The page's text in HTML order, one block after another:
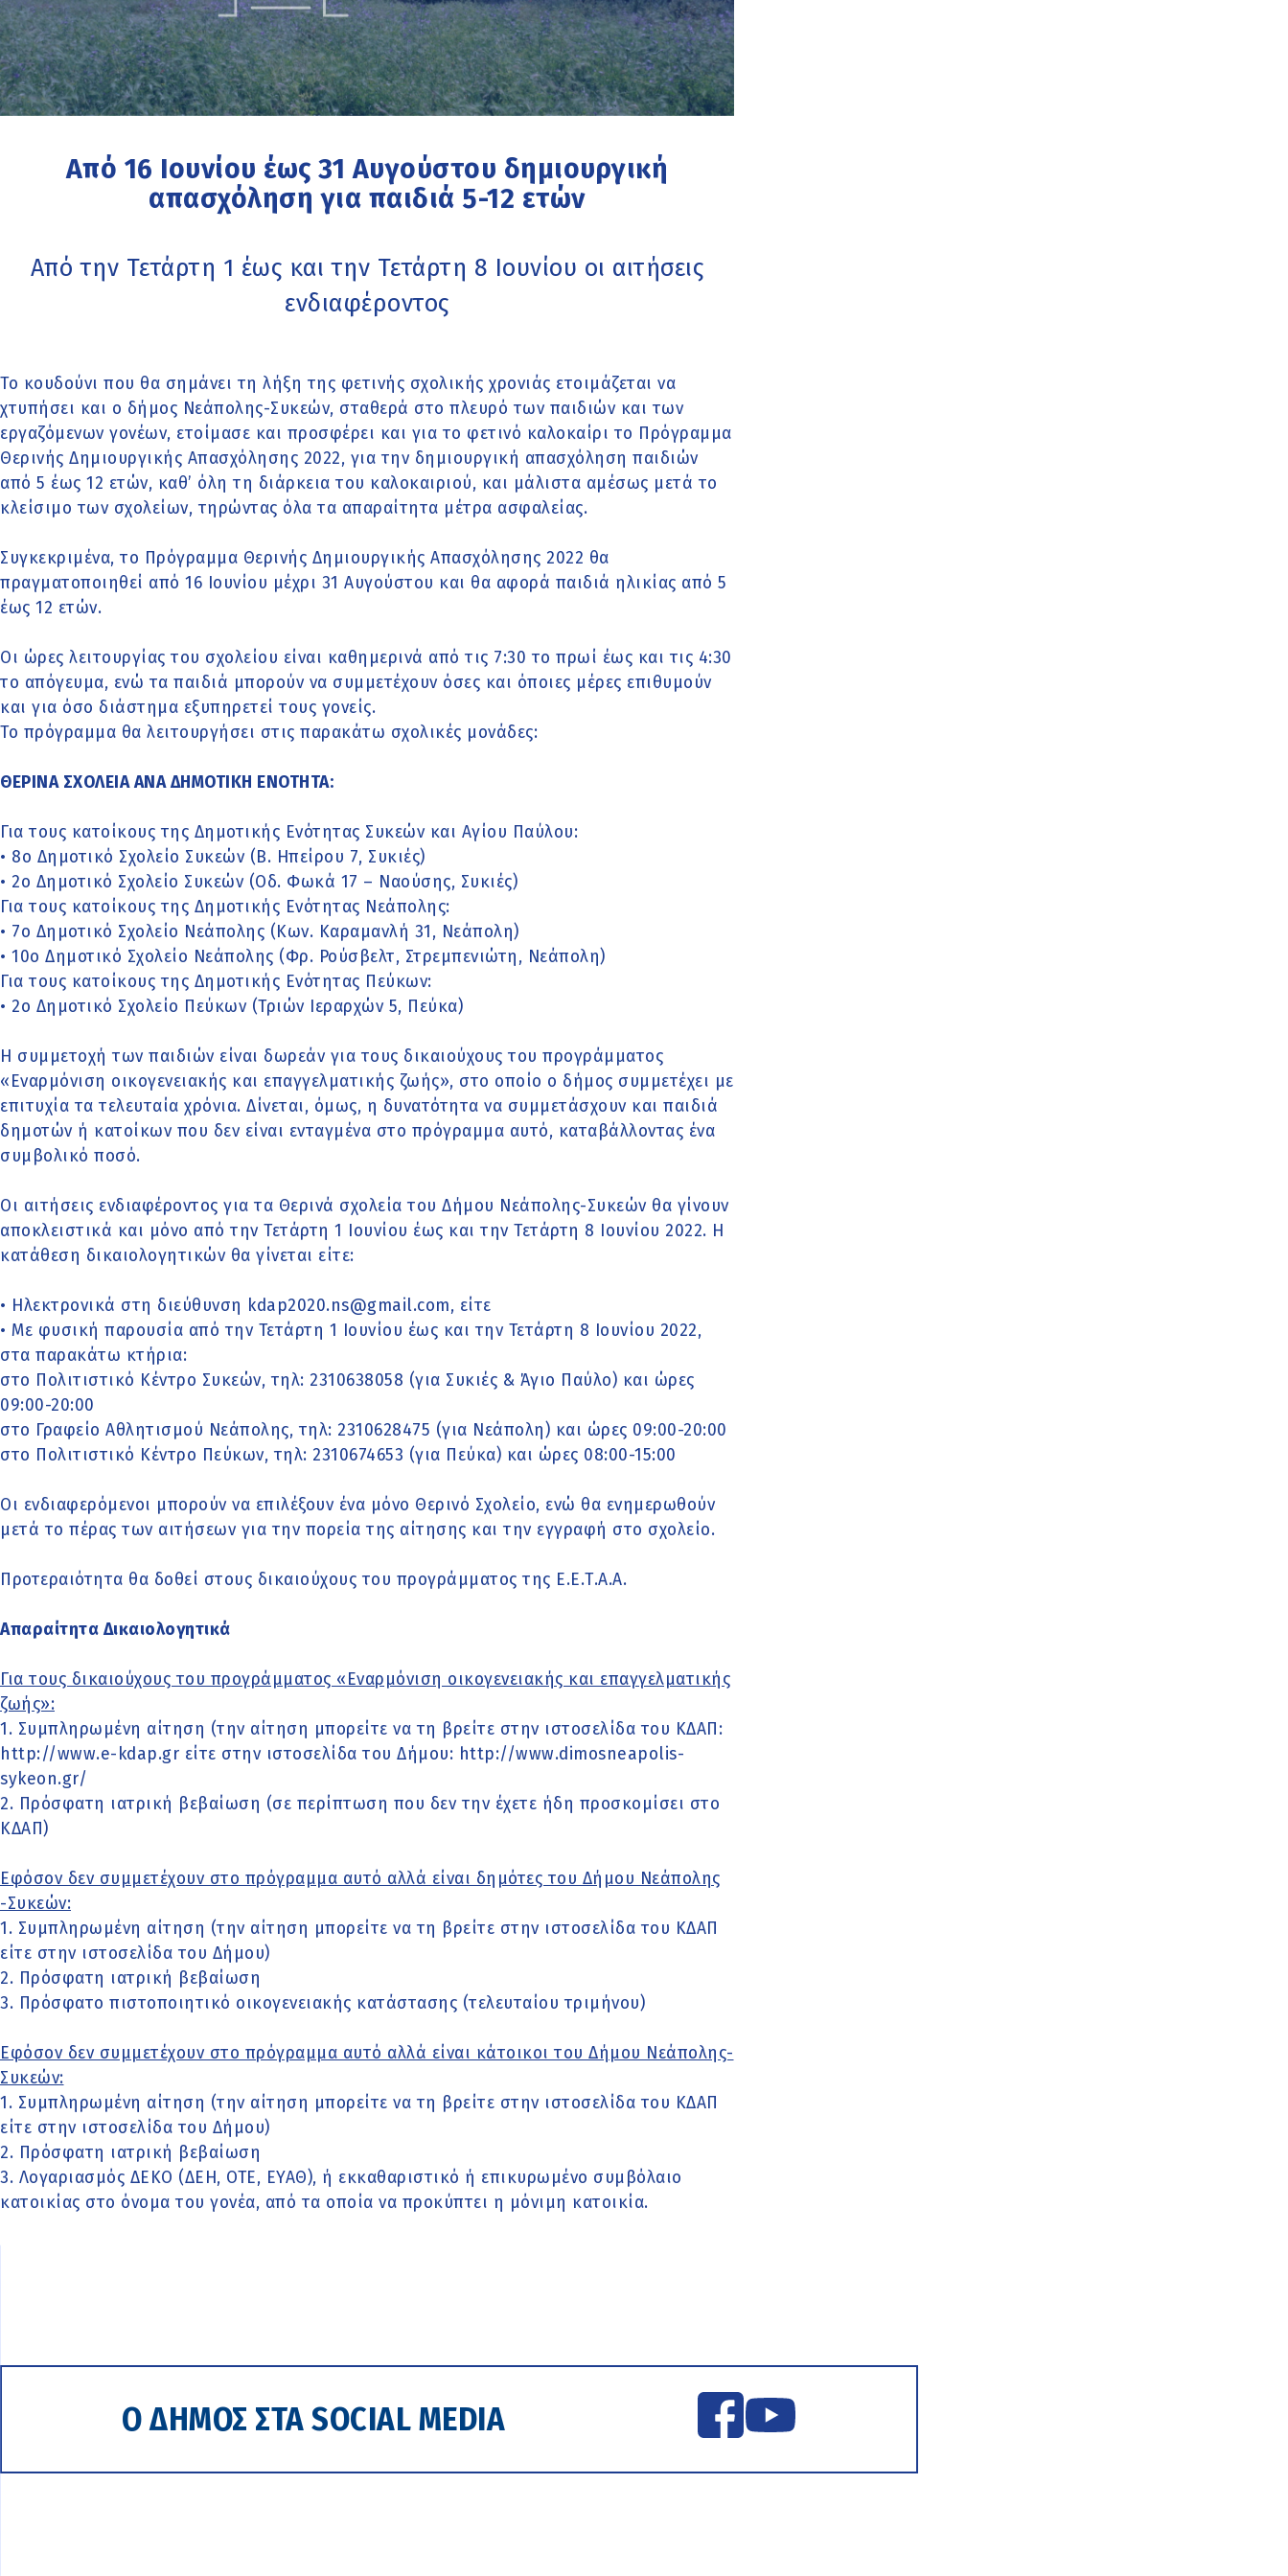
Από 16 Ιουνίου έως 31 Αυγούστου δημιουργική
απασχόληση για παιδιά 5-12 ετών
Από την Τετάρτη 1 έως και την Τετάρτη 8 Ιουνίου οι αιτήσεις
ενδιαφέροντος
Το κουδούνι που θα σημάνει τη λήξη της φετινής σχολικής χρονιάς ετοιμάζεται να
χτυπήσει και ο δήμος Νεάπολης-Συκεών, σταθερά στο πλευρό των παιδιών και των
εργαζόμενων γονέων, ετοίμασε και προσφέρει και για το φετινό καλοκαίρι το Πρόγραμμα
Θερινής Δημιουργικής Απασχόλησης 2022, για την δημιουργική απασχόληση παιδιών
από 5 έως 12 ετών, καθ’ όλη τη διάρκεια του καλοκαιριού, και μάλιστα αμέσως μετά το
κλείσιμο των σχολείων, τηρώντας όλα τα απαραίτητα μέτρα ασφαλείας.
Συγκεκριμένα, το Πρόγραμμα Θερινής Δημιουργικής Απασχόλησης 2022 θα
πραγματοποιηθεί από 16 Ιουνίου μέχρι 31 Αυγούστου και θα αφορά παιδιά ηλικίας από 5
έως 12 ετών.
Οι ώρες λειτουργίας του σχολείου είναι καθημερινά από τις 7:30 το πρωί έως και τις 4:30
το απόγευμα, ενώ τα παιδιά μπορούν να συμμετέχουν όσες και όποιες μέρες επιθυμούν
και για όσο διάστημα εξυπηρετεί τους γονείς.
Το πρόγραμμα θα λειτουργήσει στις παρακάτω σχολικές μονάδες:
ΘΕΡΙΝΑ ΣΧΟΛΕΙΑ ΑΝΑ ΔΗΜΟΤΙΚΗ ΕΝΟΤΗΤΑ:
Για τους κατοίκους της Δημοτικής Ενότητας Συκεών και Αγίου Παύλου:
• 8ο Δημοτικό Σχολείο Συκεών (Β. Ηπείρου 7, Συκιές)
• 2ο Δημοτικό Σχολείο Συκεών (Οδ. Φωκά 17 – Ναούσης, Συκιές)
Για τους κατοίκους της Δημοτικής Ενότητας Νεάπολης:
• 7ο Δημοτικό Σχολείο Νεάπολης (Κων. Καραμανλή 31, Νεάπολη)
• 10ο Δημοτικό Σχολείο Νεάπολης (Φρ. Ρούσβελτ, Στρεμπενιώτη, Νεάπολη)
Για τους κατοίκους της Δημοτικής Ενότητας Πεύκων:
• 2ο Δημοτικό Σχολείο Πεύκων (Τριών Ιεραρχών 5, Πεύκα)
Η συμμετοχή των παιδιών είναι δωρεάν για τους δικαιούχους του προγράμματος
«Εναρμόνιση οικογενειακής και επαγγελματικής ζωής», στο οποίο ο δήμος συμμετέχει με
επιτυχία τα τελευταία χρόνια. Δίνεται, όμως, η δυνατότητα να συμμετάσχουν και παιδιά
δημοτών ή κατοίκων που δεν είναι ενταγμένα στο πρόγραμμα αυτό, καταβάλλοντας ένα
συμβολικό ποσό.
Οι αιτήσεις ενδιαφέροντος για τα Θερινά σχολεία του Δήμου Νεάπολης-Συκεών θα γίνουν
αποκλειστικά και μόνο από την Τετάρτη 1 Ιουνίου έως και την Τετάρτη 8 Ιουνίου 2022. Η
κατάθεση δικαιολογητικών θα γίνεται είτε:
• Ηλεκτρονικά στη διεύθυνση kdap2020.ns@gmail.com, είτε
• Με φυσική παρουσία από την Τετάρτη 1 Ιουνίου έως και την Τετάρτη 8 Ιουνίου 2022,
στα παρακάτω κτήρια:
στο Πολιτιστικό Κέντρο Συκεών, τηλ: 2310638058 (για Συκιές & Άγιο Παύλο) και ώρες
09:00-20:00
στο Γραφείο Αθλητισμού Νεάπολης, τηλ: 2310628475 (για Νεάπολη) και ώρες 09:00-20:00
στο Πολιτιστικό Κέντρο Πεύκων, τηλ: 2310674653 (για Πεύκα) και ώρες 08:00-15:00
Οι ενδιαφερόμενοι μπορούν να επιλέξουν ένα μόνο Θερινό Σχολείο, ενώ θα ενημερωθούν
μετά το πέρας των αιτήσεων για την πορεία της αίτησης και την εγγραφή στο σχολείο.
Προτεραιότητα θα δοθεί στους δικαιούχους του προγράμματος της Ε.Ε.Τ.Α.Α.
Απαραίτητα Δικαιολογητικά
Για τους δικαιούχους του προγράμματος «Εναρμόνιση οικογενειακής και επαγγελματικής
ζωής»:
1. Συμπληρωμένη αίτηση (την αίτηση μπορείτε να τη βρείτε στην ιστοσελίδα του ΚΔΑΠ:
http://www.e-kdap.gr είτε στην ιστοσελίδα του Δήμου: http://www.dimosneapolis-
sykeon.gr/
2. Πρόσφατη ιατρική βεβαίωση (σε περίπτωση που δεν την έχετε ήδη προσκομίσει στο
ΚΔΑΠ)
Εφόσον δεν συμμετέχουν στο πρόγραμμα αυτό αλλά είναι δημότες του Δήμου Νεάπολης
-Συκεών:
1. Συμπληρωμένη αίτηση (την αίτηση μπορείτε να τη βρείτε στην ιστοσελίδα του ΚΔΑΠ
είτε στην ιστοσελίδα του Δήμου)
2. Πρόσφατη ιατρική βεβαίωση
3. Πρόσφατο πιστοποιητικό οικογενειακής κατάστασης (τελευταίου τριμήνου)
Εφόσον δεν συμμετέχουν στο πρόγραμμα αυτό αλλά είναι κάτοικοι του Δήμου Νεάπολης-
Συκεών:
1. Συμπληρωμένη αίτηση (την αίτηση μπορείτε να τη βρείτε στην ιστοσελίδα του ΚΔΑΠ
είτε στην ιστοσελίδα του Δήμου)
2. Πρόσφατη ιατρική βεβαίωση
3. Λογαριασμός ΔΕΚΟ (ΔΕΗ, ΟΤΕ, ΕΥΑΘ), ή εκκαθαριστικό ή επικυρωμένο συμβόλαιο
κατοικίας στο όνομα του γονέα, από τα οποία να προκύπτει η μόνιμη κατοικία.
Ο ΔΗΜΟΣ ΣΤΑ SOCIAL MEDIA